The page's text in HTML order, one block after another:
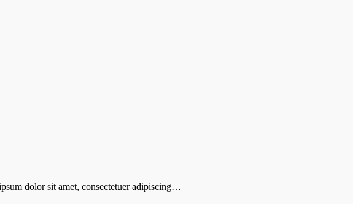
dolor sit amet, consectetuer adipiscing…